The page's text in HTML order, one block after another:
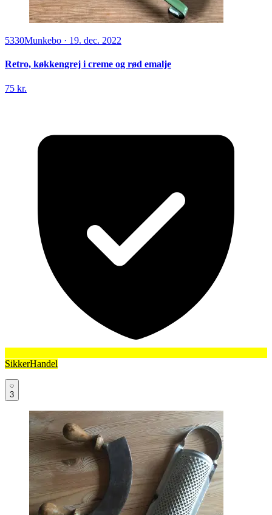
5330Munkebo · 19. dec. 2022
Retro, køkkengrej i creme og rød emalje
75 kr.
SikkerHandel
3